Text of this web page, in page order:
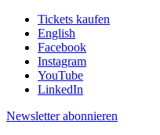
Tickets kaufen
English
Facebook
Instagram
YouTube
LinkedIn
Newsletter abonnieren